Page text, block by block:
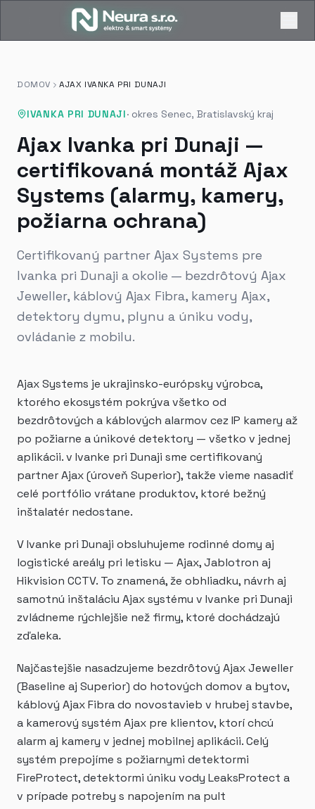
DOMOV AJAX IVANKA PRI DUNAJI
IVANKA PRI DUNAJI· okres Senec, Bratislavský kraj
Ajax Ivanka pri Dunaji —
certifikovaná montáž Ajax
Systems (alarmy, kamery,
požiarna ochrana)
Certifikovaný partner Ajax Systems pre
Ivanka pri Dunaji a okolie — bezdrôtový Ajax
Jeweller, káblový Ajax Fibra, kamery Ajax,
detektory dymu, plynu a úniku vody,
ovládanie z mobilu.
Ajax Systems je ukrajinsko-európsky výrobca,
ktorého ekosystém pokrýva všetko od
bezdrôtových a káblových alarmov cez IP kamery až
po požiarne a únikové detektory — všetko v jednej
aplikácii. v Ivanke pri Dunaji sme certifikovaný
partner Ajax (úroveň Superior), takže vieme nasadiť
celé portfólio vrátane produktov, ktoré bežný
inštalatér nedostane.
V Ivanke pri Dunaji obsluhujeme rodinné domy aj
logistické areály pri letisku — Ajax, Jablotron aj
Hikvision CCTV. To znamená, že obhliadku, návrh aj
samotnú inštaláciu Ajax systému v Ivanke pri Dunaji
zvládneme rýchlejšie než firmy, ktoré dochádzajú
zďaleka.
Najčastejšie nasadzujeme bezdrôtový Ajax Jeweller
(Baseline aj Superior) do hotových domov a bytov,
káblový Ajax Fibra do novostavieb v hrubej stavbe,
a kamerový systém Ajax pre klientov, ktorí chcú
alarm aj kamery v jednej mobilnej aplikácii. Celý
systém prepojíme s požiarnymi detektormi
FireProtect, detektormi úniku vody LeaksProtect a
v prípade potreby s napojením na pult